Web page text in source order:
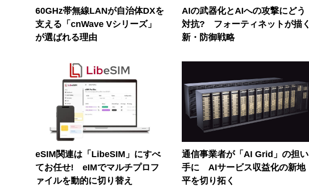
60GHz帯無線LANが自治体DXを
支える「cnWave Vシリーズ」
が選ばれる理由
AIの武器化とAIへの攻撃にどう
対抗? フォーティネットが描く
新・防御戦略
eSIM関連は「LibeSIM」にすべ
てお任せ! eIMでマルチプロフ
ァイルを動的に切り替え
通信事業者が「AI Grid」の担い
手に AIサービス収益化の新地
平を切り拓く